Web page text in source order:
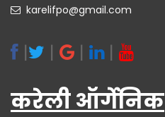
karelifpo@gmail.com
| | | |
करेली ऑर्गेनिक